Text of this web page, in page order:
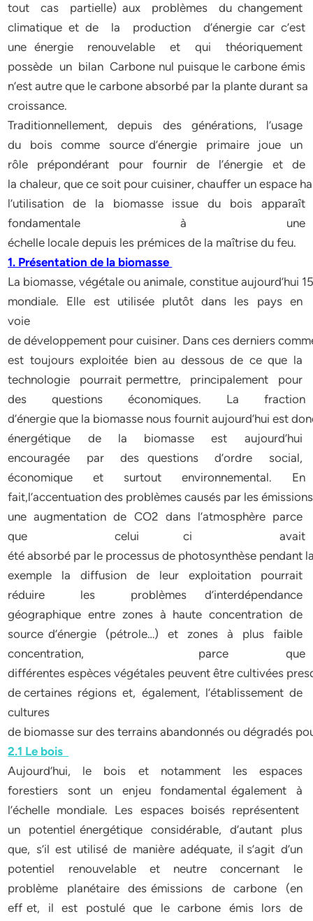
tout cas partielle) aux problèmes du changement
climatique et de la production d’énergie car c’est
une énergie renouvelable et qui théoriquement
possède un bilan Carbone nul puisque le carbone émis
n’est autre que le carbone absorbé par la plante durant sa
croissance.
Traditionnellement, depuis des générations, l’usage
du bois comme source d’énergie primaire joue un
rôle prépondérant pour fournir de l’énergie et de
la chaleur, que ce soit pour cuisiner, chauffer un espace
l’utilisation de la biomasse issue du bois apparaît
fondamentale à une
échelle locale depuis les prémices de la maîtrise du feu.
1. Présentation de la biomasse
La biomasse, végétale ou animale, constitue aujourd’hui
mondiale. Elle est utilisée plutôt dans les pays en
voie
de développement pour cuisiner. Dans ces derniers
est toujours exploitée bien au dessous de ce que la
technologie pourrait permettre, principalement pour
des questions économiques. La fraction
d’énergie que la biomasse nous fournit aujourd’hui est
énergétique de la biomasse est aujourd’hui
encouragée par des questions d’ordre social,
économique et surtout environnemental. En
fait,l’accentuation des problèmes causés par les
une augmentation de CO2 dans l’atmosphère parce
que celui­ ci avait
été absorbé par le processus de photosynthèse pendant
exemple la diffusion de leur exploitation pourrait
réduire les problèmes d’interdépendance
géographique entre zones à haute concentration de
source d’énergie (pétrole…) et zones à plus faible
concentration, parce que
différentes espèces végétales peuvent être cultivées
de certaines régions et, également, l’établissement de
cultures
de biomasse sur des terrains abandonnés ou dégradés
2.1 Le bois
Aujourd’hui, le bois et notamment les espaces
forestiers sont un enjeu fondamental également à
l’échelle mondiale. Les espaces boisés représentent
un potentiel énergétique considérable, d’autant plus
que, s’il est utilisé de manière adéquate, il s’agit d’un
potentiel renouvelable et neutre concernant le
problème planétaire des émissions de carbone (en
eff et, il est postulé que le carbone émis lors de